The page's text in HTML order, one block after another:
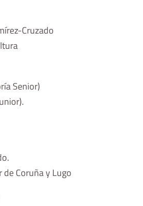
Cruzado
Senior)
Coruña y Lugo